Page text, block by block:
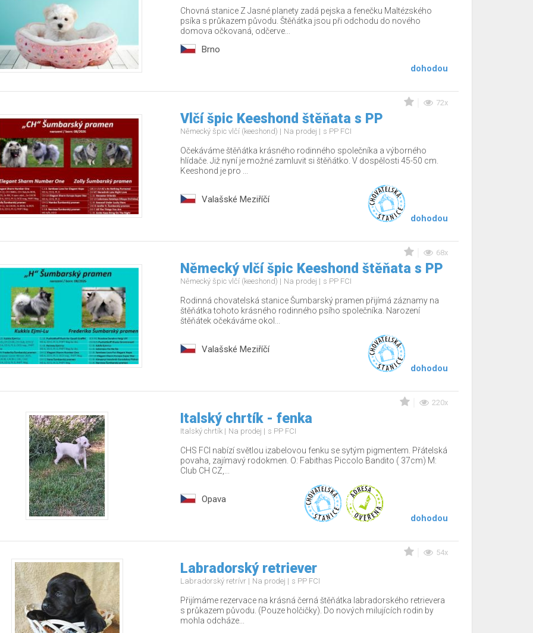
Chovná stanice Z Jasné planety zadá pejska a fenečku Maltézského
psíka s průkazem původu. Štěňátka jsou při odchodu do nového
domova očkovaná, odčerve...
Brno
dohodou
72x
Vlčí špic Keeshond štěňata s PP
Německý špic vlčí (keeshond) Na prodej s PP FCI
Očekáváme štěňátka krásného rodinného společníka a výborného
hlídače. Již nyní je možné zamluvit si štěňátko. V dospělosti 45-50 cm.
Keeshond je pro ...
Valašské Meziříčí
dohodou
68x
Německý vlčí špic Keeshond štěňata s PP
Německý špic vlčí (keeshond) Na prodej s PP FCI
Rodinná chovatelská stanice Šumbarský pramen přijímá záznamy na
štěňátka tohoto krásného rodinného psího společníka. Narození
štěňátek očekáváme okol...
Valašské Meziříčí
dohodou
220x
Italský chrtík - fenka
Italský chrtík Na prodej s PP FCI
CHS FCI nabízí světlou izabelovou fenku se sytým pigmentem. Přátelská
povaha, zajímavý rodokmen. O: Fabithas Piccolo Bandito ( 37cm) M:
Club CH CZ,...
Opava
dohodou
54x
Labradorský retriever
Labradorský retrívr Na prodej s PP FCI
Přijímáme rezervace na krásná černá štěňátka labradorského retrievera
s průkazem původu. (Pouze holčičky). Do nových milujících rodin by
mohla odcháze...